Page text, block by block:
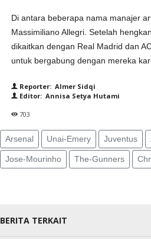
Di antara beberapa nama manajer
Massimiliano Allegri. Setelah
dikaitkan dengan Real Madrid dan
untuk bergabung dengan mereka
Reporter: Almer Sidqi
Editor: Annisa Setya Hutami
703
Arsenal Unai-Emery Juventus
Jose-Mourinho The-Gunners
BERITA TERKAIT